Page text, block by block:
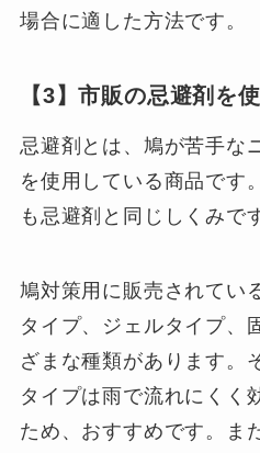
場合に適した方法です。
【3】市販の忌避剤を
忌避剤とは、鳩が苦手な
を使用している商品です
も忌避剤と同じしくみで
鳩対策用に販売されてい
タイプ、ジェルタイプ、
ざまな種類があります。
タイプは雨で流れにくく
ため、おすすめです。ま